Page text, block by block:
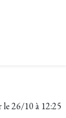
le26/10 à 12:25